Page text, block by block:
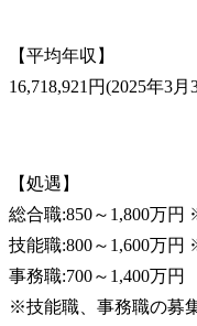
【平均年収】
16,718,921円(2025年3
【処遇】
総合職:850～1,800万円
技能職:800～1,600万円
事務職:700～1,400万円
※技能職、事務職の募